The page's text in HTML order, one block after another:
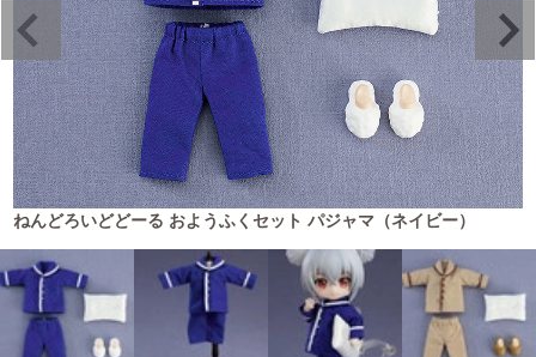
ねんどろいどどーる おようふくセット パジャマ（ネイビー）